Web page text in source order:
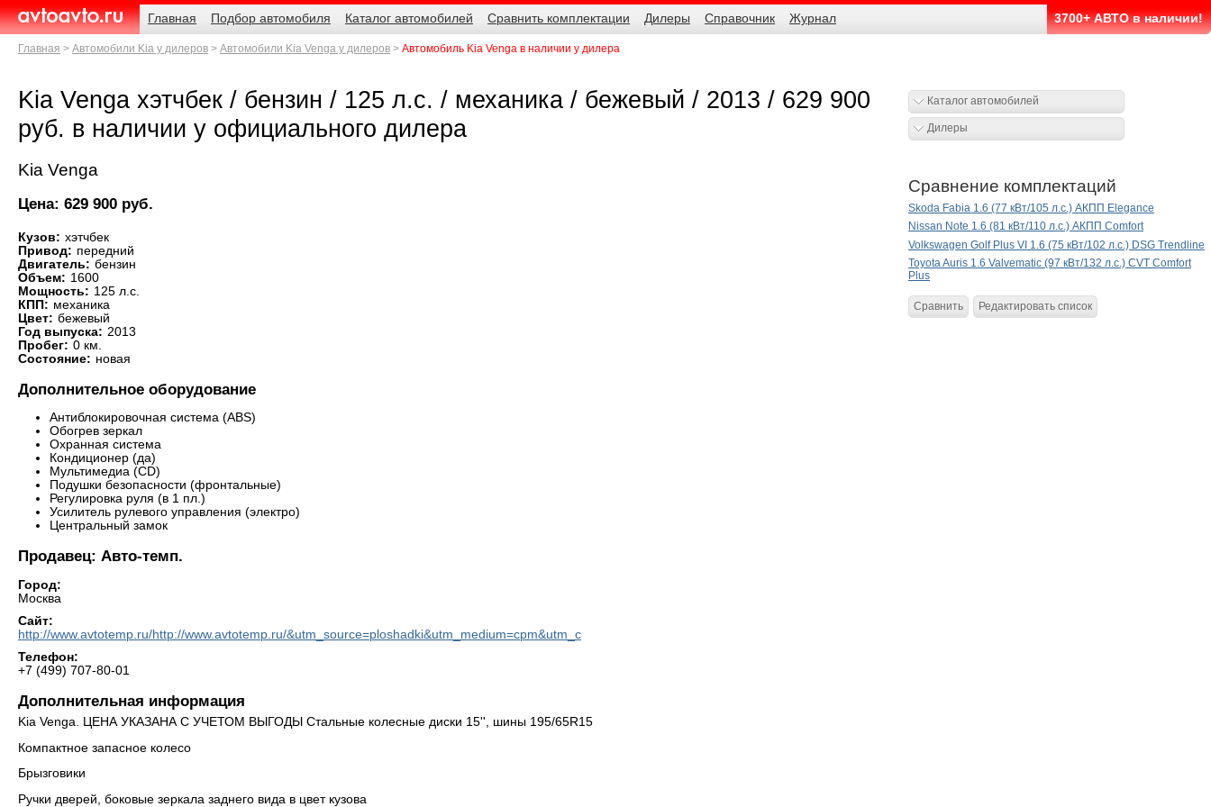
AvtoAvto.ru
Навигация
Главная
Подбор автомобиля Каталог автомобилей Сравнить комплектации Дилеры Справочник Журнал 3700+ АВТО в наличии!
Родительские
страницы
Главная Автомобили Kia у дилеров Автомобили Kia Venga у дилеров Автомобиль Kia Venga в наличии у дилера
Kia Venga хэтчбек / бензин / 125 л.с. / механика / бежевый / 2013 / 629 900
руб. в наличии у официального дилера
Kia Venga
Цена: 629 900 руб.
Кузов: хэтчбек
Привод: передний
Двигатель: бензин
Объем: 1600
Мощность: 125 л.с.
КПП: механика
Цвет: бежевый
Год выпуска: 2013
Пробег: 0 км.
Состояние: новая
Дополнительное оборудование
Антиблокировочная система (ABS)
Обогрев зеркал
Охранная система
Кондиционер (да)
Мультимедиа (CD)
Подушки безопасности (фронтальные)
Регулировка руля (в 1 пл.)
Усилитель рулевого управления (электро)
Центральный замок
Продавец: Авто-темп.
Город:
Москва
Сайт:
http://www.avtotemp.ru/http://www.avtotemp.ru/&utm_source=ploshadki&utm_medium=cpm&utm_c
Телефон:
+7 (499) 707-80-01
Дополнительная информация
Kia Venga. ЦЕНА УКАЗАНА С УЧЕТОМ ВЫГОДЫ Стальные колесные диски 15'', шины 195/65R15
Компактное запасное колесо
Брызговики
Ручки дверей, боковые зеркала заднего вида в цвет кузова
Каталог автомобилей
Дилеры
Сравнение комплектаций
Skoda Fabia 1.6 (77 кВт/105 л.с.) АКПП Elegance
Nissan Note 1.6 (81 кВт/110 л.с.) АКПП Comfort
Volkswagen Golf Plus VI 1.6 (75 кВт/102 л.с.) DSG Trendline
Toyota Auris 1.6 Valvematic (97 кВт/132 л.с.) CVT Comfort
Plus
Сравнить Редактировать список